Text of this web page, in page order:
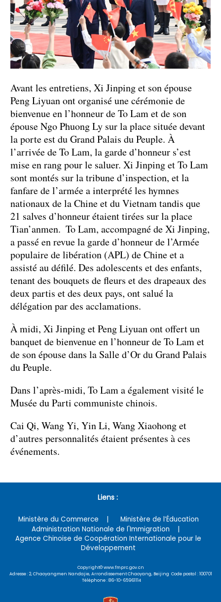
Avant les entretiens, Xi Jinping et son épouse
Peng Liyuan ont organisé une cérémonie de
bienvenue en l’honneur de To Lam et de son
épouse Ngo Phuong Ly sur la place située devant
la porte est du Grand Palais du Peuple. À
l’arrivée de To Lam, la garde d’honneur s’est
mise en rang pour le saluer. Xi Jinping et To Lam
sont montés sur la tribune d’inspection, et la
fanfare de l’armée a interprété les hymnes
nationaux de la Chine et du Vietnam tandis que
21 salves d’honneur étaient tirées sur la place
Tian’anmen. To Lam, accompagné de Xi Jinping,
a passé en revue la garde d’honneur de l’Armée
populaire de libération (APL) de Chine et a
assisté au défilé. Des adolescents et des enfants,
tenant des bouquets de fleurs et des drapeaux des
deux partis et des deux pays, ont salué la
délégation par des acclamations.
À midi, Xi Jinping et Peng Liyuan ont offert un
banquet de bienvenue en l’honneur de To Lam et
de son épouse dans la Salle d’Or du Grand Palais
du Peuple.
Dans l’après-midi, To Lam a également visité le
Musée du Parti communiste chinois.
Cai Qi, Wang Yi, Yin Li, Wang Xiaohong et
d’autres personnalités étaient présentes à ces
événements.
Liens :
Ministère du Commerce
Ministère de l’Éducation
Administration Nationale de l'Immigration
Agence Chinoise de Coopération Internationale pour le
Développement
Copyright© www.fmprc.gov.cn
Adresse : 2, Chaoyangmen Nandajie, Arrondissement Chaoyang, Beijing Code postal : 100701
Téléphone : 86-10-65961114